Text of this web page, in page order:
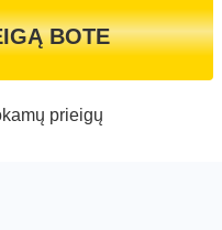
BOTE
prieigų